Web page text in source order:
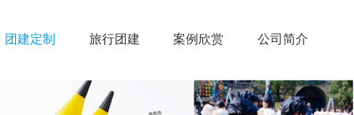
团建定制 旅行团建 案例欣赏 公司简介